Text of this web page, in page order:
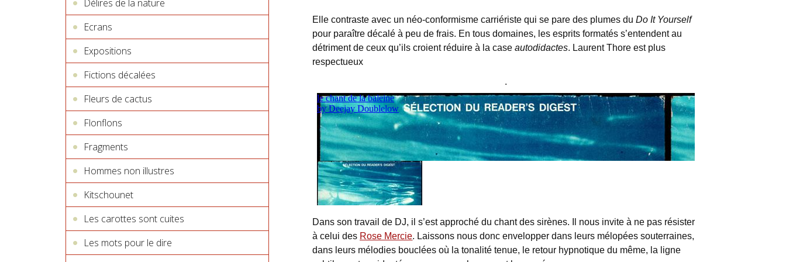
Délires de la nature
Ecrans
Expositions
Fictions décalées
Fleurs de cactus
Flonflons
Fragments
Hommes non illustres
Kitschounet
Les carottes sont cuites
Les mots pour le dire
Elle contraste avec un néo-conformisme carriériste qui se pare des plumes duDo It Yourself
pour paraître décalé à peu de frais. En tous domaines, les esprits formatés s’entendent au
détriment de ceux qu’ils croient réduire à la caseautodidactes. Laurent Thore est plus
respectueux
.
Dans son travail de DJ, il s’est approché du chant des sirènes. Il nous invite à ne pas résister
à celui des Rose Mercie. Laissons nous donc envelopper dans leurs mélopées souterraines,
dans leurs mélodies bouclées où la tonalité tenue, le retour hypnotique du même, la ligne